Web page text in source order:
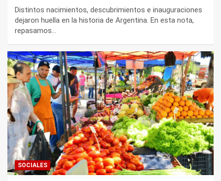
Distintos nacimientos, descubrimientos e inauguraciones
dejaron huella en la historia de Argentina. En esta nota,
repasamos…
SOCIALES